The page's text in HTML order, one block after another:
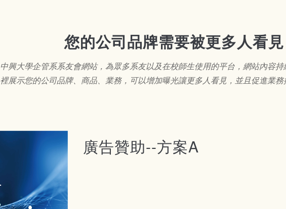
您的公司品牌需要被更多人看見
中興大學企管系系友會網站，為眾多系友以及在校師生使用的平台，網站內容
裡展示您的公司品牌、商品、業務，可以增加曝光讓更多人看見，並且促進業務
廣告贊助--方案A